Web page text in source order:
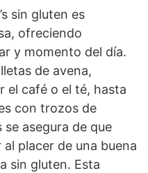
sin gluten es
ofreciendo
y momento del día.
de avena,
el café o el té, hasta
con trozos de
se asegura de que
placer de una buena
sin gluten. Esta